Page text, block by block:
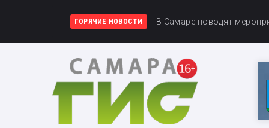
ГОРЯЧИЕ НОВОСТИ В Самаре ограничат
В Самаре поводят
В Самаре 8 августа